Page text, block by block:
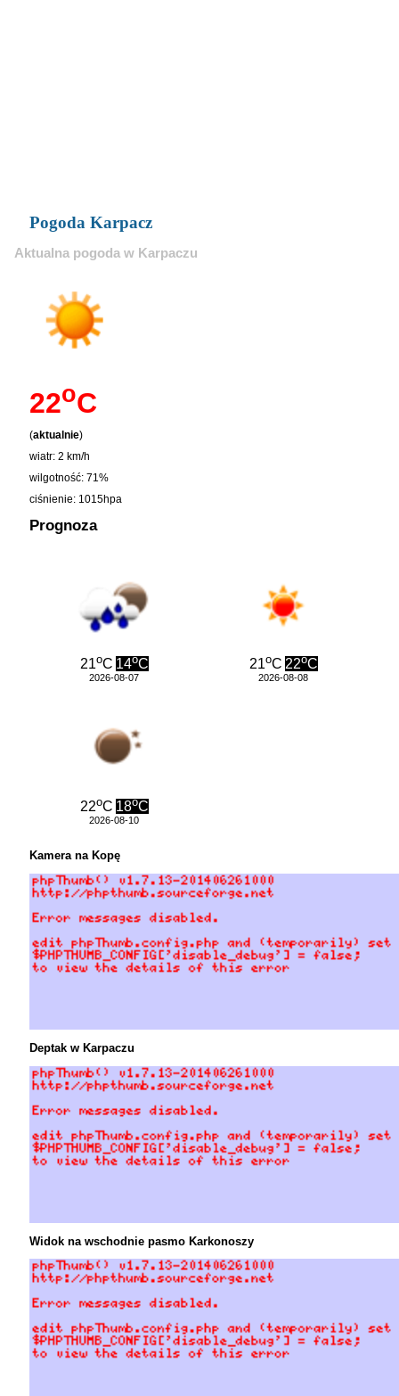
Pogoda Karpacz
Aktualna pogoda w Karpaczu
22oC
(aktualnie)
wiatr: 2 km/h
wilgotność: 71%
ciśnienie: 1015hpa
Prognoza
21oC 14oC
2026-08-07
21oC 22oC
2026-08-08
22oC 18oC
2026-08-10
Kamera na Kopę
Deptak w Karpaczu
Widok na wschodnie pasmo Karkonoszy